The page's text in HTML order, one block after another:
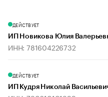
ДЕЙСТВУЕТ
ИП Новикова Юлия
ИНН: 781604226732
ДЕЙСТВУЕТ
ИП Кудря Николай